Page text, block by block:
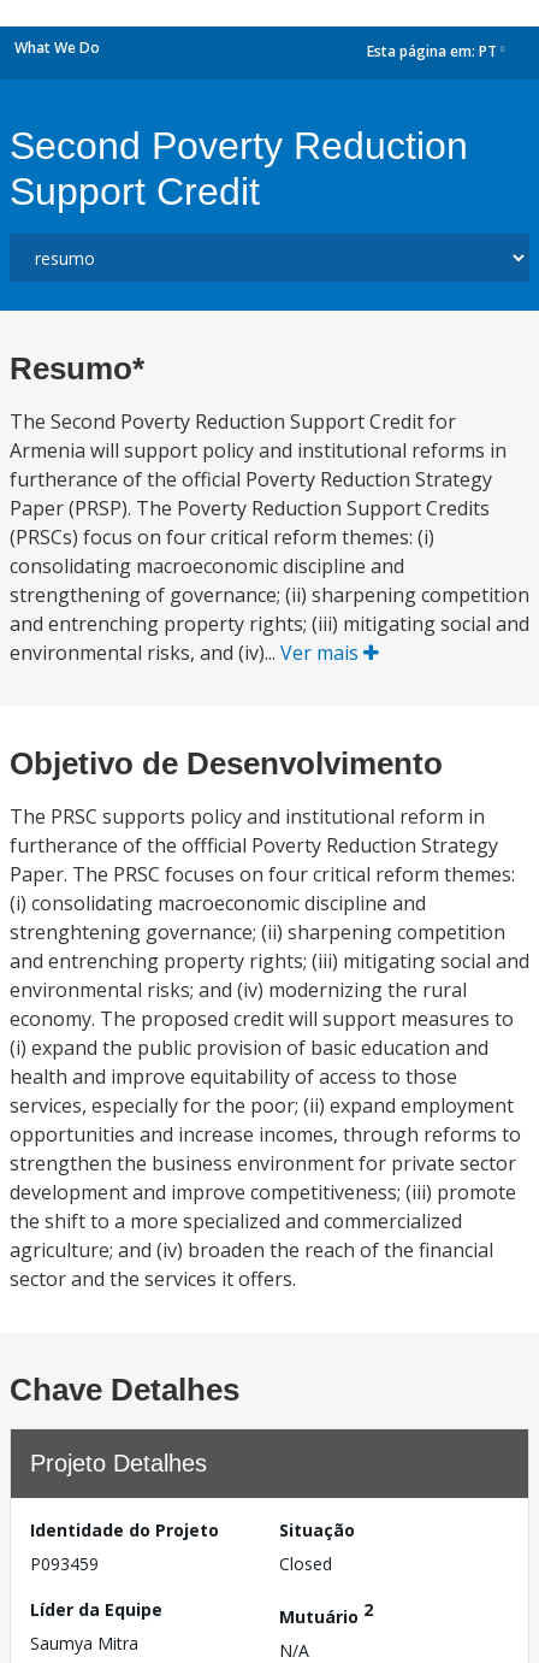
What We Do Esta página em: PT
Second Poverty Reduction
Support Credit
Resumo*
The Second Poverty Reduction Support Credit for
Armenia will support policy and institutional reforms in
furtherance of the official Poverty Reduction Strategy
Paper (PRSP). The Poverty Reduction Support Credits
(PRSCs) focus on four critical reform themes: (i)
consolidating macroeconomic discipline and
strengthening of governance; (ii) sharpening competition
and entrenching property rights; (iii) mitigating social and
environmental risks, and (iv)... Ver mais
Objetivo de Desenvolvimento
The PRSC supports policy and institutional reform in
furtherance of the offficial Poverty Reduction Strategy
Paper. The PRSC focuses on four critical reform themes:
(i) consolidating macroeconomic discipline and
strenghtening governance; (ii) sharpening competition
and entrenching property rights; (iii) mitigating social and
environmental risks; and (iv) modernizing the rural
economy. The proposed credit will support measures to
(i) expand the public provision of basic education and
health and improve equitability of access to those
services, especially for the poor; (ii) expand employment
opportunities and increase incomes, through reforms to
strengthen the business environment for private sector
development and improve competitiveness; (iii) promote
the shift to a more specialized and commercialized
agriculture; and (iv) broaden the reach of the financial
sector and the services it offers.
Chave Detalhes
Projeto Detalhes
Identidade do Projeto
P093459
Situação
Closed
Líder da Equipe
Saumya Mitra
Mutuário 2
N/A